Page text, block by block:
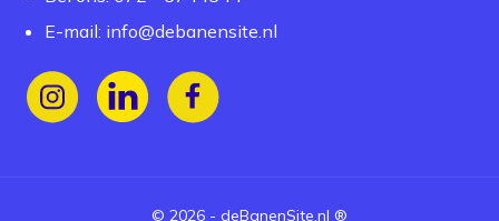
E-mail: info@debanensite.nl
© 2026 - deBanenSite.nl ®